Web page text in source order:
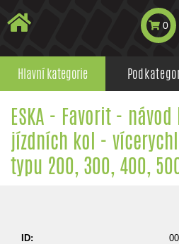
0
Hlavní kategorie
ESKA - Favorit -
jízdních kol -
typu 200, 300, 400,
ID: